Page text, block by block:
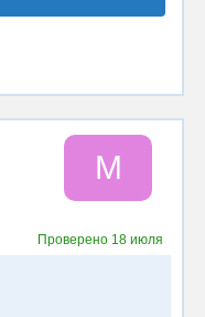
M
Проверено 18 июля